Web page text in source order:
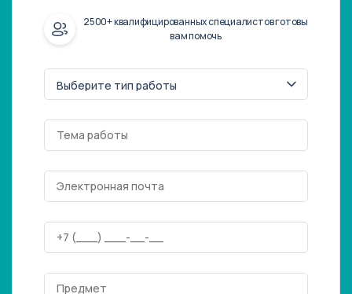
2500+ квалифицированных специалистов готовы
вам помочь